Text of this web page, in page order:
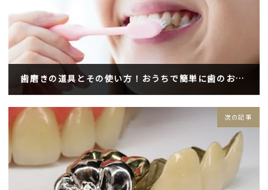
歯磨きの道具とその使い方！おうちで簡単に歯のお手入れ
次の記事